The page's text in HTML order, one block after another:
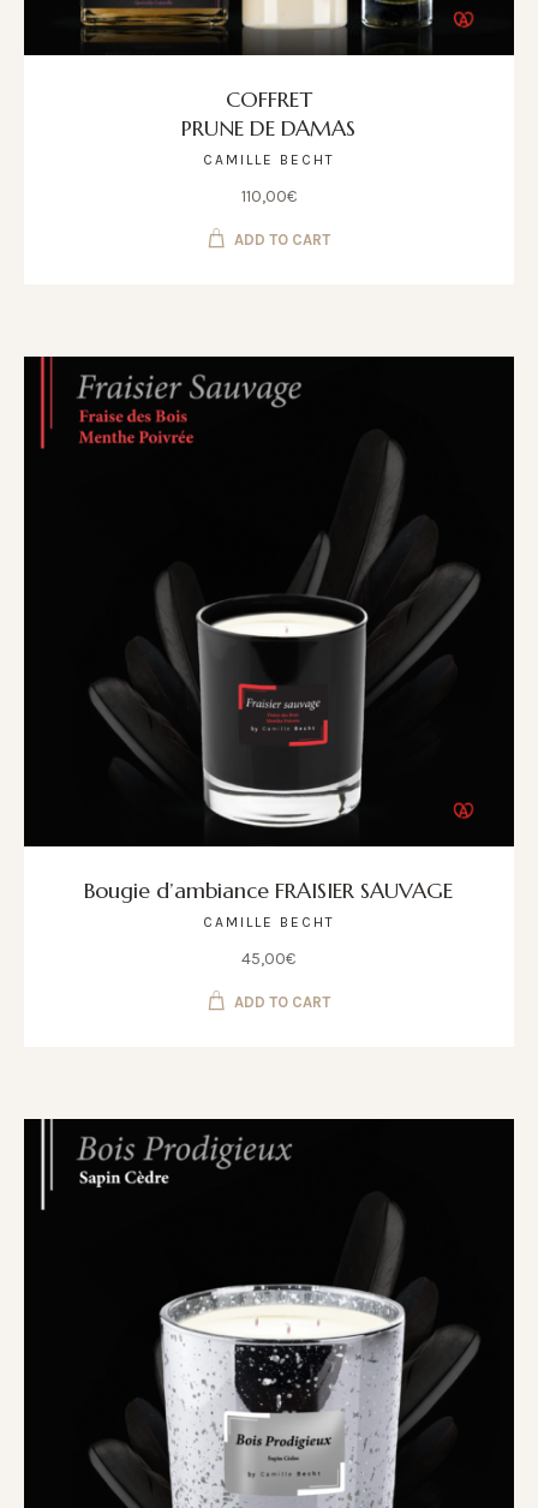
COFFRET
PRUNE DE DAMAS
CAMILLE BECHT
110,00€
ADD TO CART
Bougie d’ambiance FRAISIER SAUVAGE
CAMILLE BECHT
45,00€
ADD TO CART